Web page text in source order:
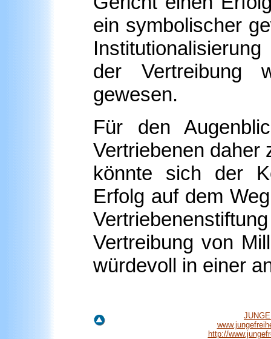
ein symbolischer
der Vertreibung
gewesen.
Für den
Vertriebenen daher
könnte sich der
Erfolg auf dem
Vertreibung von
würdevoll in einer
http://